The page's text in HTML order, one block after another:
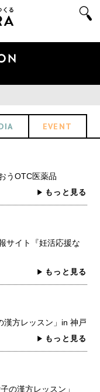
EVENT
うOTC医薬品
もっと見る
サイト『妊活応援な
もっと見る
漢方レッスン」in 神戸
もっと見る
の漢方レッスン」